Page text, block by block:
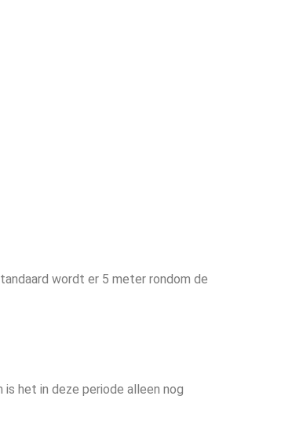
wordt er 5 meter rondom de
het in deze periode alleen nog